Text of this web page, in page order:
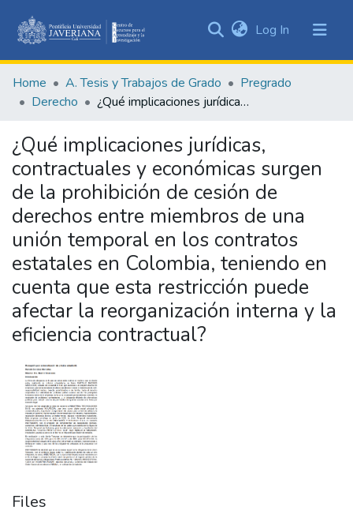
&
Collections
Statistics
Log In (current)
Home A. Tesis y Trabajos de Grado
Pregrado
Derecho
¿Qué implicaciones jurídicas, contractuales y económicas surgen de la prohibición de cesión de derechos entre miembros de una unión temporal en los contratos estatales en Colombia, teniendo en cuenta que esta restricción puede afectar la reorganización interna y la eficiencia contractual?
¿Qué implicaciones jurídicas,
contractuales y económicas surgen
de la prohibición de cesión de
derechos entre miembros de una
unión temporal en los contratos
estatales en Colombia, teniendo en
cuenta que esta restricción puede
afectar la reorganización interna y la
eficiencia contractual?
Files